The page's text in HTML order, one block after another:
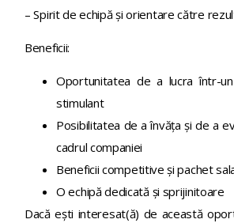
– Spirit de echipă și orientare către
Beneficii:
Oportunitatea de a lucra într-
stimulant
Posibilitatea de a învăța și de a
cadrul companiei
Beneficii competitive și pachet
O echipă dedicată și sprijinitoare
Dacă ești interesat(ă) de această